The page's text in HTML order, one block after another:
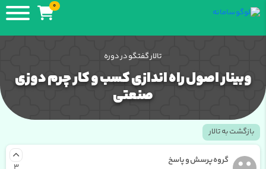
0
تالار گفتگو در دوره
وبینار اصول راه اندازی کسب و کار چرم دوزی
صنعتی
بازگشت به تالار
گروه پرسش و پاسخ